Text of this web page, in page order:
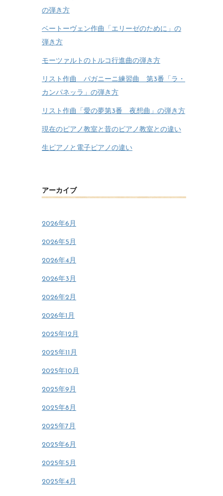
の弾き方
ベートーヴェン作曲「エリーゼのために」の
弾き方
モーツァルトのトルコ行進曲の弾き方
リスト作曲 パガニーニ練習曲 第3番「ラ・
カンパネッラ」の弾き方
リスト作曲「愛の夢第3番 夜想曲」の弾き方
現在のピアノ教室と昔のピアノ教室との違い
生ピアノと電子ピアノの違い
アーカイブ
2026年6月
2026年5月
2026年4月
2026年3月
2026年2月
2026年1月
2025年12月
2025年11月
2025年10月
2025年9月
2025年8月
2025年7月
2025年6月
2025年5月
2025年4月